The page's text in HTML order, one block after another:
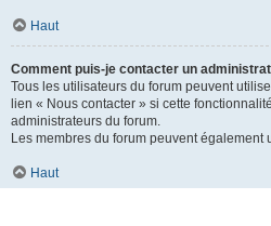
Haut
Comment puis-je contacter un
Tous les utilisateurs du forum peuvent
lien « Nous contacter » si cette
administrateurs du forum.
Les membres du forum peuvent également
Haut